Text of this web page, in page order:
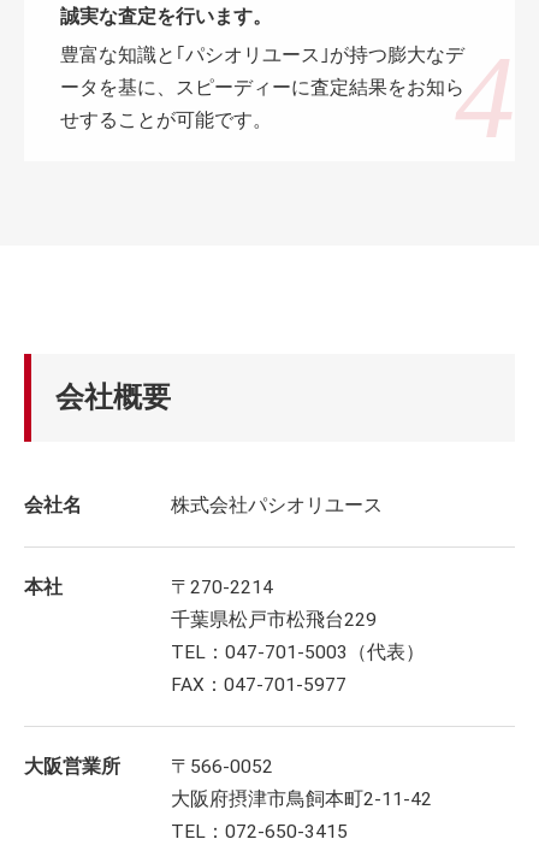
誠実な査定を行います。
豊富な知識と｢パシオリユース｣が持つ膨大なデ
ータを基に、スピーディーに査定結果をお知ら
せすることが可能です。
会社概要
会社名 株式会社パシオリユース
本社
〒270-2214
千葉県松戸市松飛台229
TEL：047-701-5003（代表）
FAX：047-701-5977
大阪営業所
〒566-0052
大阪府摂津市鳥飼本町2-11-42
TEL：072-650-3415